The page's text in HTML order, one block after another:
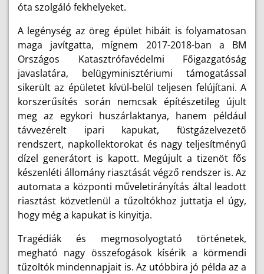
óta szolgáló fekhelyeket.
A legénység az öreg épület hibáit is folyamatosan
maga javítgatta, mígnem 2017-2018-ban a BM
Országos Katasztrófavédelmi Főigazgatóság
javaslatára, belügyminisztériumi támogatással
sikerült az épületet kívül-belül teljesen felújítani. A
korszerűsítés során nemcsak építészetileg újult
meg az egykori huszárlaktanya, hanem például
távvezérelt ipari kapukat, füstgázelvezető
rendszert, napkollektorokat és nagy teljesítményű
dízel generátort is kapott. Megújult a tizenöt fős
készenléti állomány riasztását végző rendszer is. Az
automata a központi műveletirányítás által leadott
riasztást közvetlenül a tűzoltókhoz juttatja el úgy,
hogy még a kapukat is kinyitja.
Tragédiák és megmosolyogtató történetek,
megható nagy összefogások kísérik a körmendi
tűzoltók mindennapjait is. Az utóbbira jó példa az a